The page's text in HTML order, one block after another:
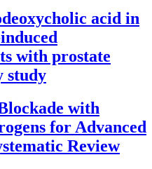
acid in
with prostate
study
with
for Advanced
Review